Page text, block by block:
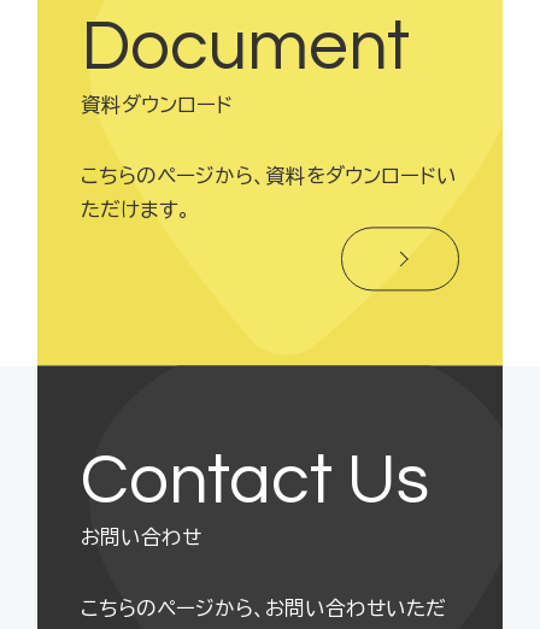
Document
資料ダウンロード
こちらのページから、資料をダウンロードい
ただけます。
Contact Us
お問い合わせ
こちらのページから、お問い合わせいただ